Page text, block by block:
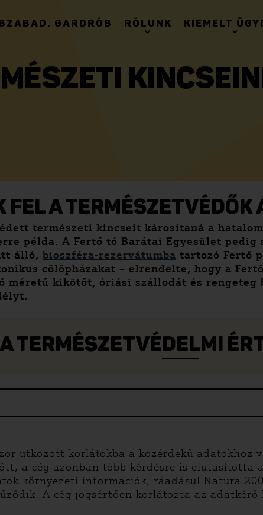
GARDRÓB RÓLUNK KIEMELT
FEL A TERMÉSZETVÉDŐK
természeti kincseit károsítaná a
példa. A Fertő tó Barátai Egyesület pedig
álló, bioszféra-rezervátumba tartozó Fertő
cölöpházakat – elrendelte, hogy a
méretű kikötőt, óriási szállodát és
TERMÉSZETVÉDELMI
ütközött korlátokba a közérdekű adatokhoz
a cég azonban több kérdésre is elutasította
környezeti információk, ráadásul Natura
A cég jogsértően korlátozta az